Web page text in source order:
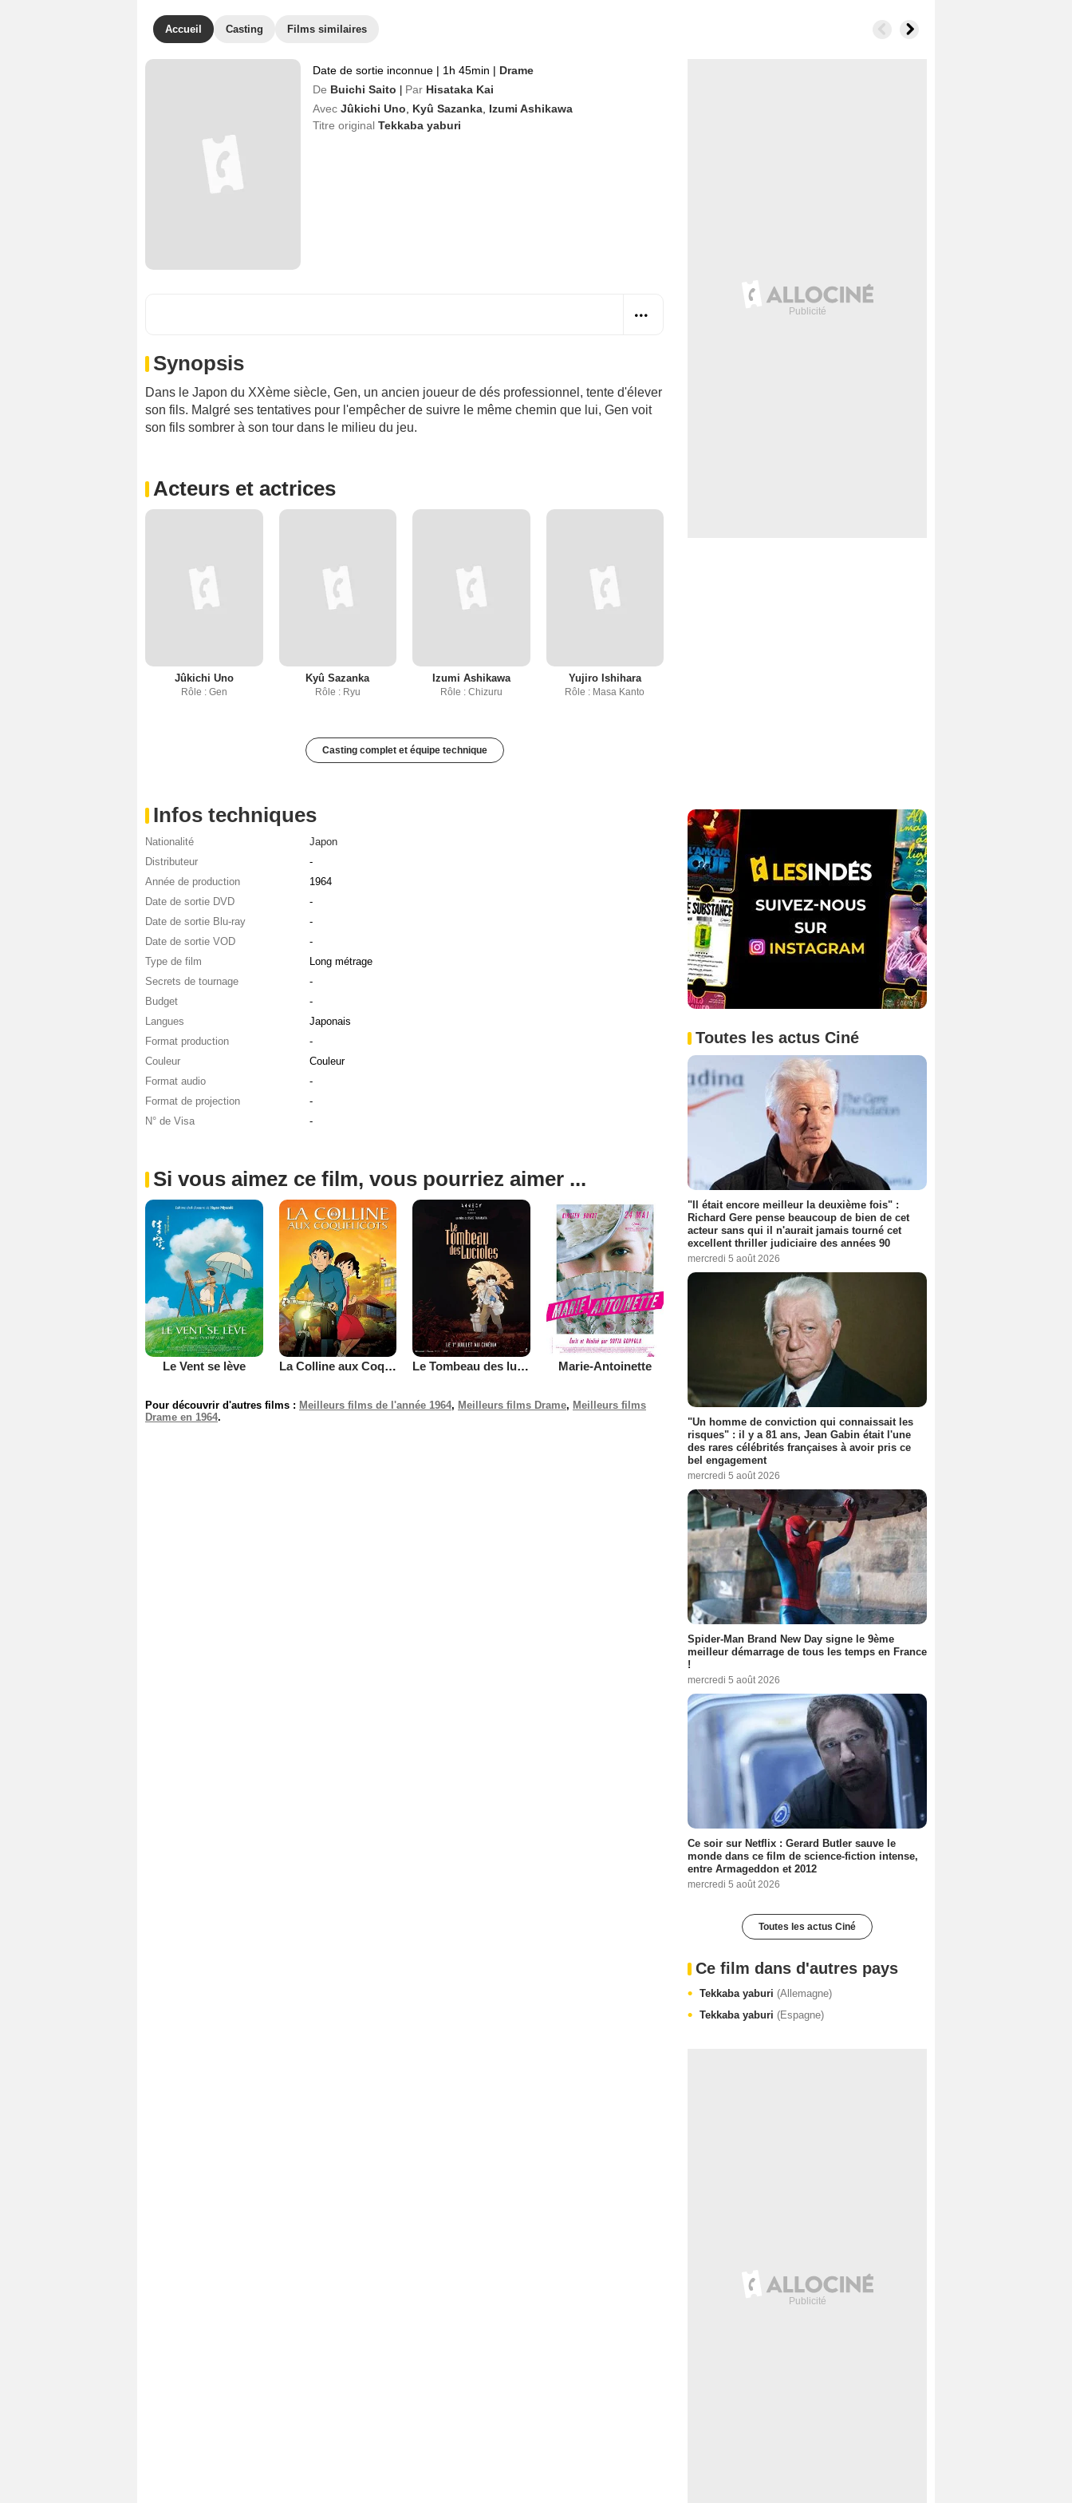
Accueil Casting Films similaires
Date de sortie inconnue | 1h 45min | Drame
De Buichi Saito Par Hisataka Kai
Avec Jûkichi Uno Kyû Sazanka Izumi Ashikawa
Titre original Tekkaba yaburi
Synopsis
Dans le Japon du XXème siècle, Gen, un ancien joueur de dés professionnel, tente d'élever
son fils. Malgré ses tentatives pour l'empêcher de suivre le même chemin que lui, Gen voit
son fils sombrer à son tour dans le milieu du jeu.
Acteurs et actrices
Jûkichi Uno
Rôle : Gen
Kyû Sazanka
Rôle : Ryu
Izumi Ashikawa
Rôle : Chizuru
Yujiro Ishihara
Rôle : Masa Kanto
Casting complet et équipe technique
Infos techniques
Nationalité
Japon
Distributeur
-
Année de production
1964
Date de sortie DVD
-
Date de sortie Blu-ray
-
Date de sortie VOD
-
Type de film
Long métrage
Secrets de tournage
-
Budget
-
Langues
Japonais
Format production
-
Couleur
Couleur
Format audio
-
Format de projection
-
N° de Visa
-
Si vous aimez ce film, vous pourriez aimer ...
Le Vent se lève La Colline aux Coquelicots Le Tombeau des lucioles Marie-Antoinette
Pour découvrir d'autres films : Meilleurs films de l'année 1964, Meilleurs films Drame, Meilleurs films
Drame en 1964.
Toutes les actus Ciné
"Il était encore meilleur la deuxième fois" :
Richard Gere pense beaucoup de bien de cet
acteur sans qui il n'aurait jamais tourné cet
excellent thriller judiciaire des années 90
mercredi 5 août 2026
"Un homme de conviction qui connaissait les
risques" : il y a 81 ans, Jean Gabin était l'une
des rares célébrités françaises à avoir pris ce
bel engagement
mercredi 5 août 2026
Spider-Man Brand New Day signe le 9ème
meilleur démarrage de tous les temps en France
!
mercredi 5 août 2026
Ce soir sur Netflix : Gerard Butler sauve le
monde dans ce film de science-fiction intense,
entre Armageddon et 2012
mercredi 5 août 2026
Toutes les actus Ciné
Ce film dans d'autres pays
Tekkaba yaburi (Allemagne)
Tekkaba yaburi (Espagne)